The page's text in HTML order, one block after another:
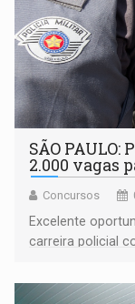
SÃO
2.000 vagas
Concursos
Excelente
carreira policial